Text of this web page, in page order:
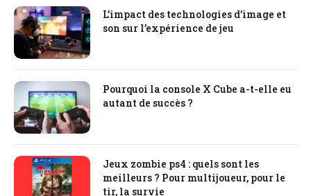
L’impact des technologies d’image et
son sur l’expérience de jeu
Pourquoi la console X Cube a-t-elle eu
autant de succès ?
Jeux zombie ps4 : quels sont les
meilleurs ? Pour multijoueur, pour le
tir, la survie